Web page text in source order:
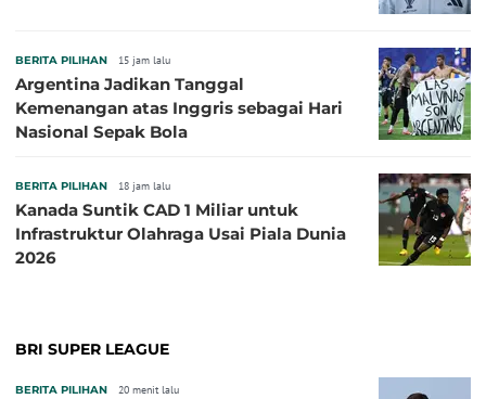
BERITA PILIHAN 15 jam lalu
Argentina Jadikan Tanggal
Kemenangan atas Inggris sebagai Hari
Nasional Sepak Bola
BERITA PILIHAN 18 jam lalu
Kanada Suntik CAD 1 Miliar untuk
Infrastruktur Olahraga Usai Piala Dunia
2026
BRI SUPER LEAGUE
BERITA PILIHAN 20 menit lalu